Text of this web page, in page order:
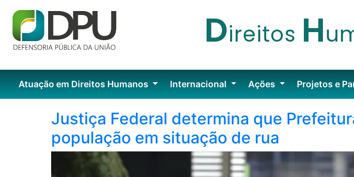
Direitos H
Atuação em Direitos Humanos Internacional Ações Projetos e
Justiça Federal determina que
população em situação de rua